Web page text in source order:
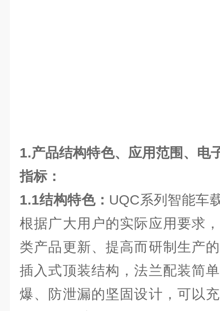
1.产品结构特色、应用范围、电
指标：
1.1结构特色： UQC系列智能车
根据广大用户的实际应用要求
类产品更新、提高而研制生产
插入式顶装结构，法兰配装简
爆、防泄漏的坚固设计，可以